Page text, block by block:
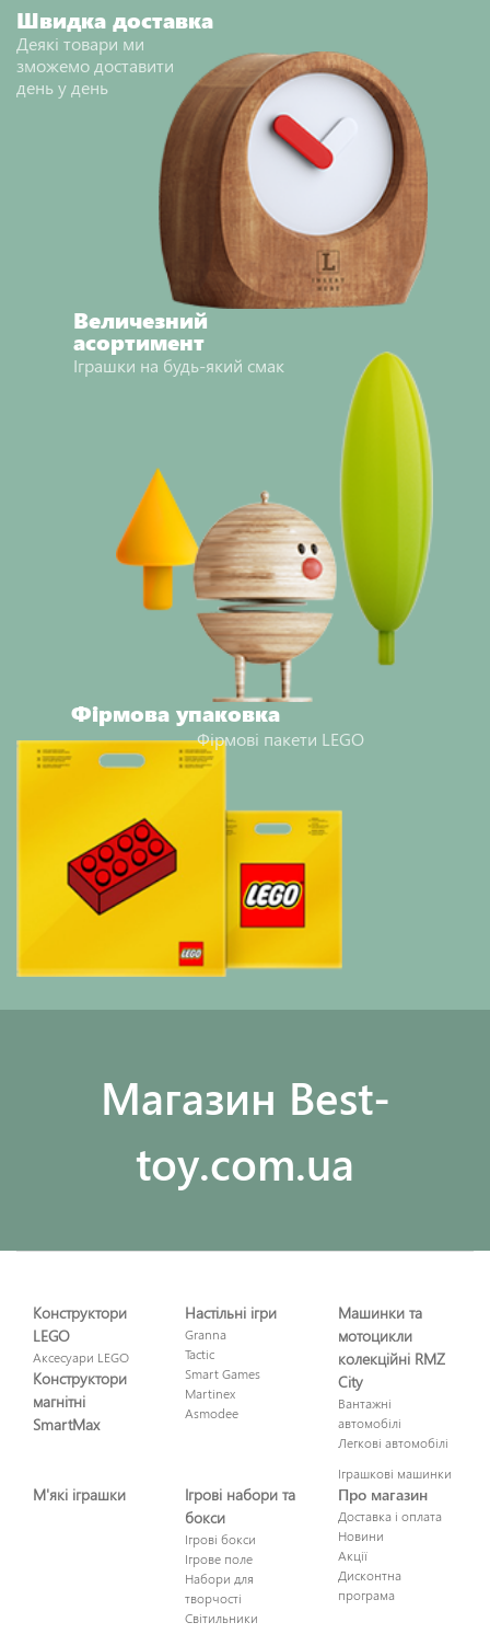
Швидка доставка
Деякі товари ми
зможемо доставити
день у день
Величезний
асортимент
Іграшки на будь-який смак
Фірмова упаковка
Фірмові пакети LEGO
Maгазин Best-
toy.com.ua
Конструктори
LEGO
Аксесуари LEGO
Конструктори
магнітні
SmartMax
Настільні ігри
Granna
Tactic
Smart Games
Martinex
Asmodee
Машинки та
мотоцикли
колекційні RMZ
City
Вантажні
автомобілі
Легкові автомобілі
Іграшкові машинки
М'які іграшки
Ігрові набори та
бокси
Ігрові бокси
Ігрове поле
Набори для
творчості
Світильники
Про магазин
Доставка і оплата
Новини
Акції
Дисконтна
програма